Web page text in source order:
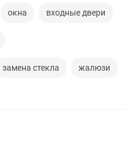
окна входные двери
замена стекла жалюзи